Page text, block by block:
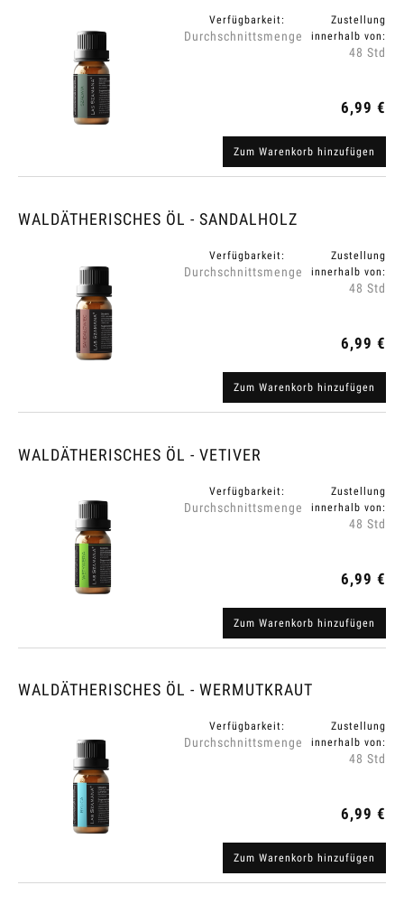
Verfügbarkeit:
Durchschnittsmenge
Zustellung
innerhalb von:
48 Std
6,99 €
Zum Warenkorb hinzufügen
WALDÄTHERISCHES ÖL - SANDALHOLZ
Verfügbarkeit:
Durchschnittsmenge
Zustellung
innerhalb von:
48 Std
6,99 €
Zum Warenkorb hinzufügen
WALDÄTHERISCHES ÖL - VETIVER
Verfügbarkeit:
Durchschnittsmenge
Zustellung
innerhalb von:
48 Std
6,99 €
Zum Warenkorb hinzufügen
WALDÄTHERISCHES ÖL - WERMUTKRAUT
Verfügbarkeit:
Durchschnittsmenge
Zustellung
innerhalb von:
48 Std
6,99 €
Zum Warenkorb hinzufügen